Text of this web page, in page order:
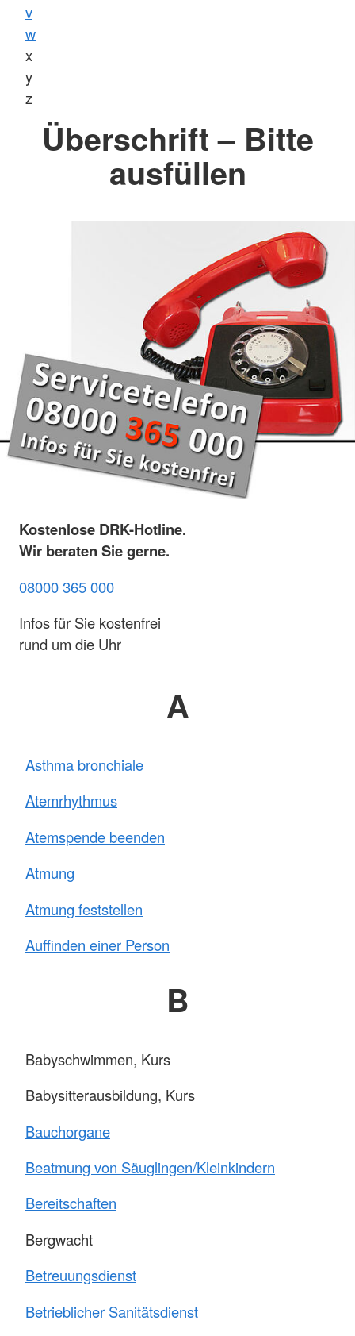
v
w
x
y
z
Überschrift – Bitte
ausfüllen
Kostenlose DRK-Hotline.
Wir beraten Sie gerne.
08000 365 000
Infos für Sie kostenfrei
rund um die Uhr
A
Asthma bronchiale
Atemrhythmus
Atemspende beenden
Atmung
Atmung feststellen
Auffinden einer Person
B
Babyschwimmen, Kurs
Babysitterausbildung, Kurs
Bauchorgane
Beatmung von Säuglingen/Kleinkindern
Bereitschaften
Bergwacht
Betreuungsdienst
Betrieblicher Sanitätsdienst